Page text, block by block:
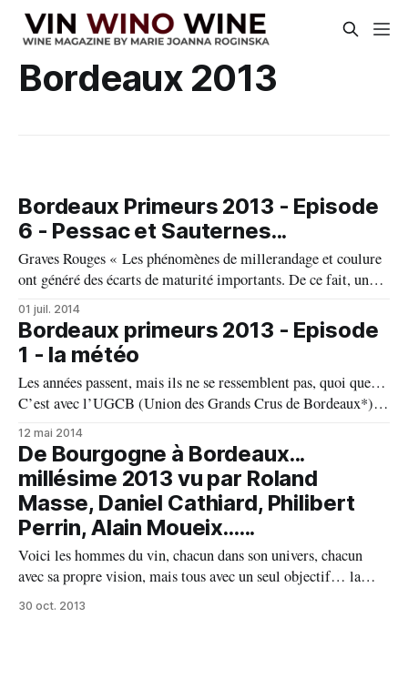
Bordeaux 2013
Bordeaux Primeurs 2013 - Episode
6 - Pessac et Sauternes...
Graves Rouges « Les phénomènes de millerandage et coulure
ont généré des écarts de maturité importants. De ce fait, une
forte pression de botrytis au moment des vendanges a obligé à
un suivi parcellaire minutieux, à tel point que des parcelles de
Sauternes ont été ramassées en même temps que certaines
01 juil. 2014
Bordeaux primeurs 2013 - Episode
1 - la météo
Les années passent, mais ils ne se ressemblent pas, quoi que…
C’est avec l’UGCB (Union des Grands Crus de Bordeaux*)
que je participe aux dégustations primeurs à Bordeaux et ce
depuis quelques belles années déjà. C’est toujours le même
rituel, l’adrénaline qui monte avant de découvrir
12 mai 2014
De Bourgogne à Bordeaux...
millésime 2013 vu par Roland
Masse, Daniel Cathiard, Philibert
Perrin, Alain Moueix......
Voici les hommes du vin, chacun dans son univers, chacun
avec sa propre vision, mais tous avec un seul objectif… la
perfection ! Rolland Masse, Régisseur du Domaine des
30 oct. 2013